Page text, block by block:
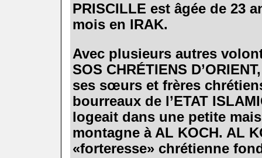
PRISCILLE est âgée de 23
mois en IRAK.
Avec plusieurs autres
SOS CHRÉTIENS
ses sœurs et frères
bourreaux de l’ETAT
logeait dans une petite
montagne à AL KOCH. AL
«forteresse» chrétienne